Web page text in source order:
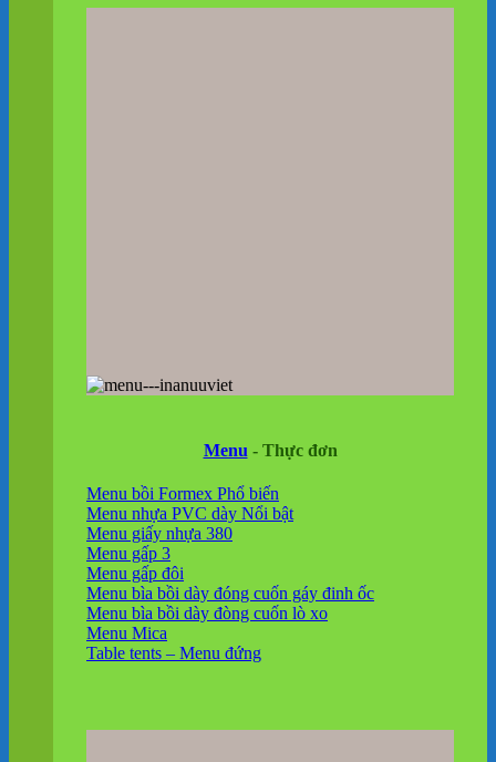
Menu - Thực đơn
Menu bồi Formex
Menu nhựa PVC dày
Menu giấy nhựa 380
Menu gấp 3
Menu gấp đôi
Menu bìa bồi dày đóng cuốn gáy đinh ốc
Menu bìa bồi dày đòng cuốn lò xo
Menu Mica
Table tents – Menu đứng